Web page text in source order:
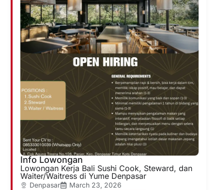
Info Lowongan
Lowongan Kerja Bali Sushi Cook, Steward, dan
Waiter/Waitress di Yume Denpasar
Denpasar
March 23, 2026